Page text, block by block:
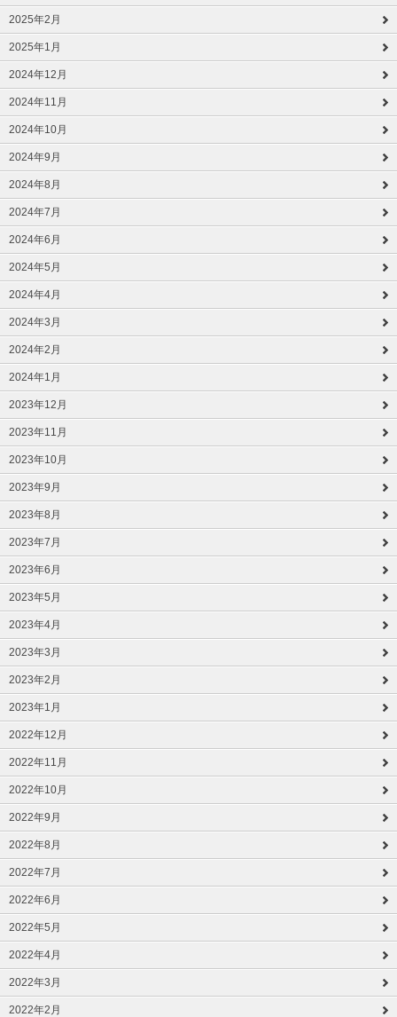
2025年2月
2025年1月
2024年12月
2024年11月
2024年10月
2024年9月
2024年8月
2024年7月
2024年6月
2024年5月
2024年4月
2024年3月
2024年2月
2024年1月
2023年12月
2023年11月
2023年10月
2023年9月
2023年8月
2023年7月
2023年6月
2023年5月
2023年4月
2023年3月
2023年2月
2023年1月
2022年12月
2022年11月
2022年10月
2022年9月
2022年8月
2022年7月
2022年6月
2022年5月
2022年4月
2022年3月
2022年2月